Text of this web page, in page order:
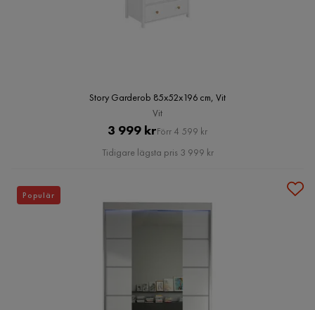
Story Garderob 85x52x196 cm, Vit
Vit
Pris
3 999 krOriginal
Pris
Förr 4 599 kr
Tidigare lägsta pris 3 999 kr
Populär